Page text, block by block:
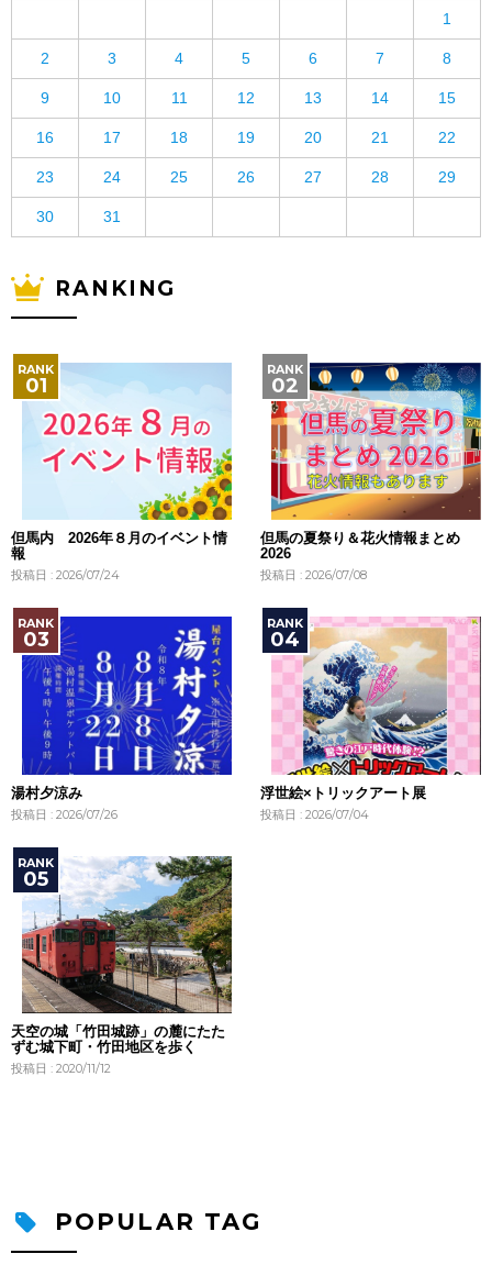
1
2 3 4 5 6 7 8
9 10 11 12 13 14 15
16 17 18 19 20 21 22
23 24 25 26 27 28 29
30 31
RANKING
但馬内 2026年８月のイベント情
報
投稿日 : 2026/07/24
但馬の夏祭り＆花火情報まとめ
2026
投稿日 : 2026/07/08
湯村夕涼み
投稿日 : 2026/07/26
浮世絵×トリックアート展
投稿日 : 2026/07/04
天空の城「竹田城跡」の麓にたた
ずむ城下町・竹田地区を歩く
投稿日 : 2020/11/12
POPULAR TAG